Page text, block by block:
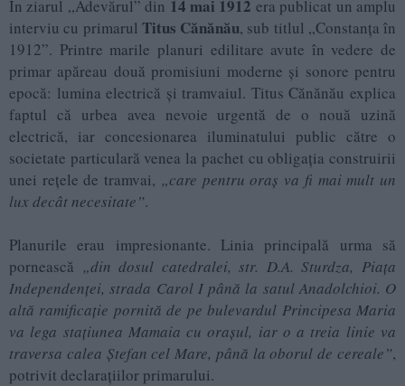
În ziarul „Adevărul” din 14 mai 1912 era publicat un amplu
interviu cu primarul Titus Cănănău, sub titlul „Constanța în
1912”. Printre marile planuri edilitare avute în vedere de
primar apăreau două promisiuni moderne și sonore pentru
epocă: lumina electrică și tramvaiul. Titus Cănănău explica
faptul că urbea avea nevoie urgentă de o nouă uzină
electrică, iar concesionarea iluminatului public către o
societate particulară venea la pachet cu obligația construirii
unei rețele de tramvai, „care pentru oraș va fi mai mult un
lux decât necesitate”.
Planurile erau impresionante. Linia principală urma să
pornească „din dosul catedralei, str. D.A. Sturdza, Piața
Independenței, strada Carol I până la satul Anadolchioi. O
altă ramificație pornită de pe bulevardul Principesa Maria
va lega stațiunea Mamaia cu orașul, iar o a treia linie va
traversa calea Ștefan cel Mare, până la oborul de cereale”,
potrivit declarațiilor primarului.